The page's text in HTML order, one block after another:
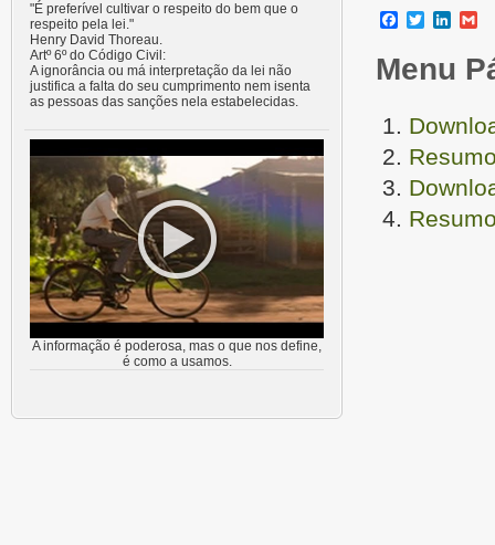
Facebook
Twitter
Menu
"É preferível cultivar o respeito do bem que o
respeito pela lei."
Henry David Thoreau.
Artº 6º do Código Civil:
A ignorância ou má interpretação da lei não
justifica a falta do seu cumprimento nem isenta
as pessoas das sanções nela estabelecidas.
A informação é poderosa, mas o que nos define,
é como a usamos.